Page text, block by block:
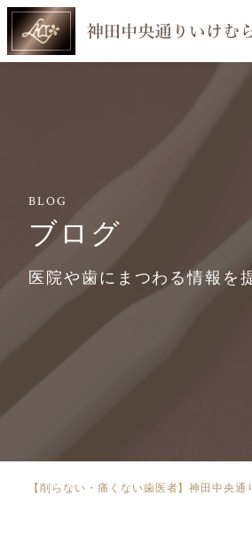
BLOG
ブログ
医院や歯にまつわる情報を
【削らない・痛くない歯医者】神田中央